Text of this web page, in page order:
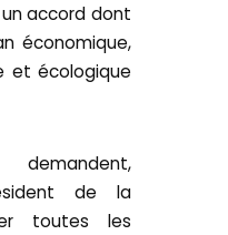
un accord dont
économique,
et écologique
de la
toutes les